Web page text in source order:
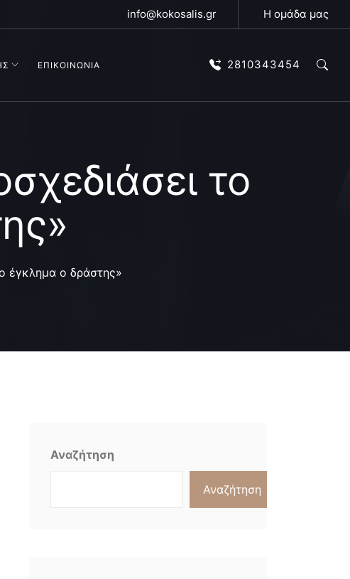
info@kokosalis.gr Η ομάδα μας
ΕΠΙΚΟΙΝΩΝΙΑ 2810343454
το
έγκλημα ο δράστης»
Αναζήτηση
Αναζήτηση